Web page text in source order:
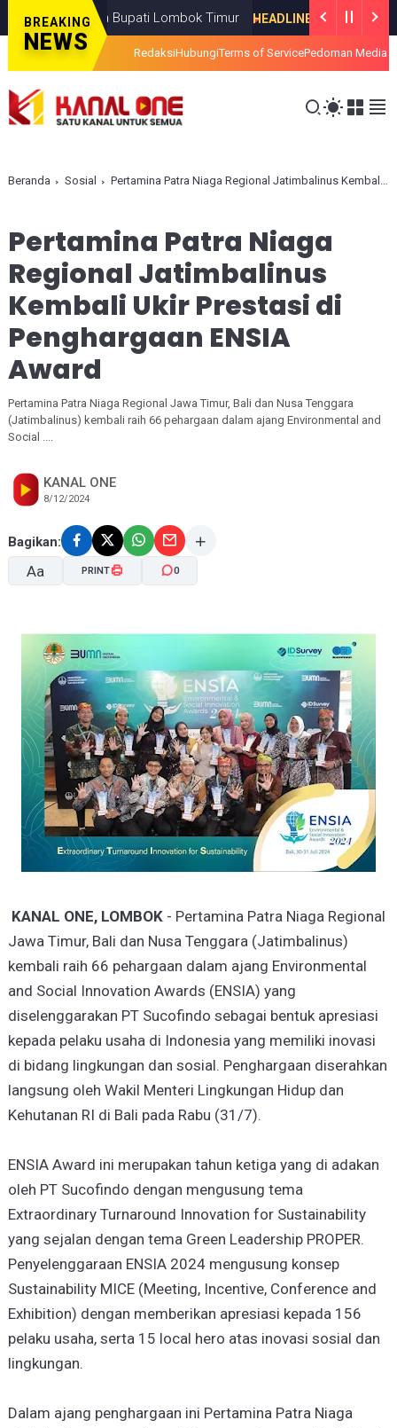
BREAKING
NEWS
Kinerja Bupati Lombok Timur HEADLINE JULY 08, 2026
RedaksiHubungiTerms of ServicePedoman Media
Beranda Sosial Pertamina Patra Niaga Regional Jatimbalinus Kembali Ukir Prestasi di Penghargaan ENSIA Award
Pertamina Patra Niaga
Regional Jatimbalinus
Kembali Ukir Prestasi di
Penghargaan ENSIA
Award
Pertamina Patra Niaga Regional Jawa Timur, Bali dan Nusa Tenggara
(Jatimbalinus) kembali raih 66 pehargaan dalam ajang Environmental and
Social ....
KANAL ONE
8/12/2024
Bagikan:
Aa PRINT 0
KANAL ONE, LOMBOK- Pertamina Patra Niaga Regional
Jawa Timur, Bali dan Nusa Tenggara (Jatimbalinus)
kembali raih 66 pehargaan dalam ajang Environmental
and Social Innovation Awards (ENSIA) yang
diselenggarakan PT Sucofindo sebagai bentuk apresiasi
kepada pelaku usaha di Indonesia yang memiliki inovasi
di bidang lingkungan dan sosial. Penghargaan diserahkan
langsung oleh Wakil Menteri Lingkungan Hidup dan
Kehutanan RI di Bali pada Rabu (31/7).
ENSIA Award ini merupakan tahun ketiga yang di adakan
oleh PT Sucofindo dengan mengusung tema
Extraordinary Turnaround Innovation for Sustainability
yang sejalan dengan tema Green Leadership PROPER.
Penyelenggaraan ENSIA 2024 mengusung konsep
Sustainability MICE (Meeting, Incentive, Conference and
Exhibition) dengan memberikan apresiasi kepada 156
pelaku usaha, serta 15 local hero atas inovasi sosial dan
lingkungan.
Dalam ajang penghargaan ini Pertamina Patra Niaga